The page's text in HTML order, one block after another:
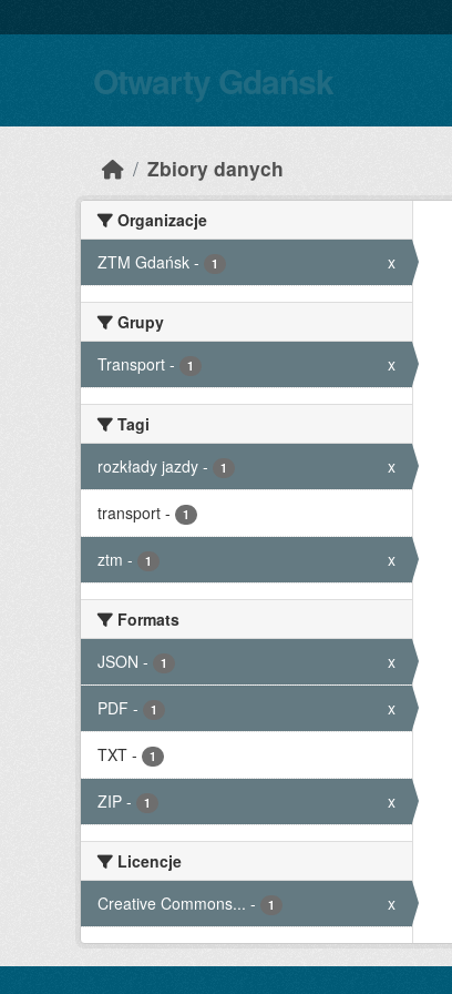
Otwarty Gdańsk
Zbiory danych
Organizacje
ZTM Gdańsk - 1 x
Grupy
Transport - 1 x
Tagi
rozkłady jazdy - 1 x
transport - 1
ztm - 1 x
Formats
JSON - 1 x
PDF - 1 x
TXT - 1
ZIP - 1 x
Licencje
Creative Commons... - 1 x